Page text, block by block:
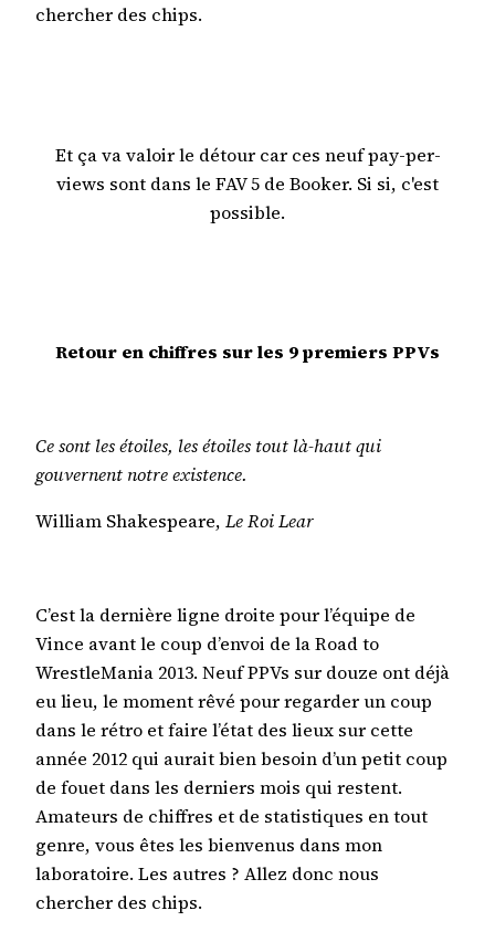
chercher des chips.
Et ça va valoir le détour car ces neuf pay-per-
views sont dans le FAV 5 de Booker. Si si, c'est
possible.
Retour en chiffres sur les 9 premiers PPVs
Ce sont les étoiles, les étoiles tout là-haut qui
gouvernent notre existence.
William Shakespeare, Le Roi Lear
C’est la dernière ligne droite pour l’équipe de
Vince avant le coup d’envoi de la Road to
WrestleMania 2013. Neuf PPVs sur douze ont déjà
eu lieu, le moment rêvé pour regarder un coup
dans le rétro et faire l’état des lieux sur cette
année 2012 qui aurait bien besoin d’un petit coup
de fouet dans les derniers mois qui restent.
Amateurs de chiffres et de statistiques en tout
genre, vous êtes les bienvenus dans mon
laboratoire. Les autres ? Allez donc nous
chercher des chips.